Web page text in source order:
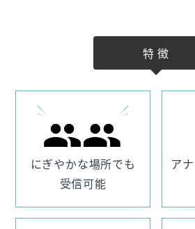
特 徴
にぎやかな場所でも
受信可能
ア